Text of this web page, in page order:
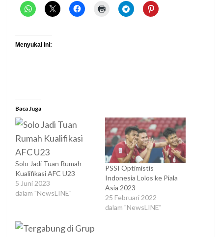
Menyukai ini:
Baca Juga
Solo Jadi Tuan Rumah
Kualifikasi AFC U23
5 Juni 2023
dalam "NewsLINE"
PSSI Optimistis
Indonesia Lolos ke Piala
Asia 2023
25 Februari 2022
dalam "NewsLINE"